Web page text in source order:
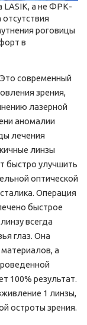
LASIK, а не ФРК-
роговицы
в
современный
зрения,
лазерной
аномалии
лечения
линзы
быстро улучшить
оптической
Операция
быстрое
всегда
глаз. Она
а
100% результат.
1 линзы,
остроты зрения.